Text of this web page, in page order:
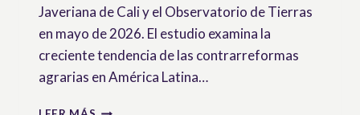
Javeriana de Cali y el Observatorio de Tierras
en mayo de 2026. El estudio examina la
creciente tendencia de las contrarreformas
agrarias en América Latina…
CONTRARREFORMAS